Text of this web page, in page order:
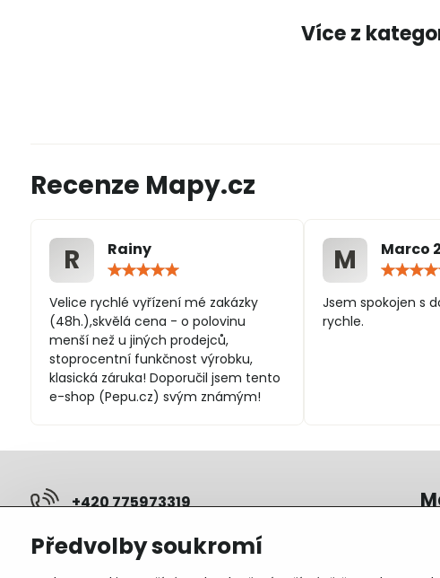
Více z
Recenze Mapy.cz
R
Rainy
/
5
Velice rychlé vyřízení mé zakázky
(48h.),skvělá cena - o polovinu
menší než u jiných prodejců,
stoprocentní funkčnost výrobku,
klasická záruka! Doporučil jsem tento
e-shop (Pepu.cz) svým známým!
M
Marco
Jsem spokojen s
rychle.
+420 775973319
pepunakup​@gmail​.com
Předvolby soukromí